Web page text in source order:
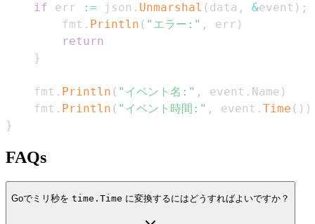
if err := json . Unmarshal ( data , &event ) ;
        fmt
. Println ( "エラー:" , err )
return
}
    fmt
. Println ( "イベント名:" , event . Name )
    fmt
. Println ( "イベント時間:" , event . Time ( ) )
}
FAQs
Goでミリ秒を time.Time に変換するにはどうすればよいですか？